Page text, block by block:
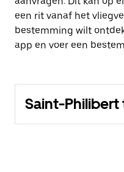
een rit vanaf het
bestemming wilt
app en voer een
Saint-Philibert